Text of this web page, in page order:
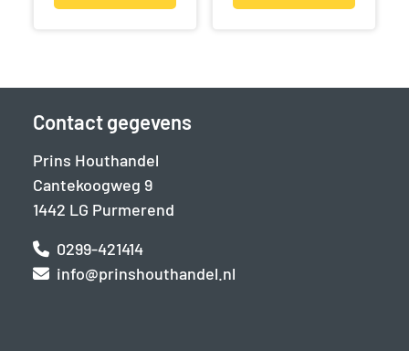
Contact gegevens
Prins Houthandel
Cantekoogweg 9
1442 LG Purmerend
0299-421414
info@prinshouthandel.nl